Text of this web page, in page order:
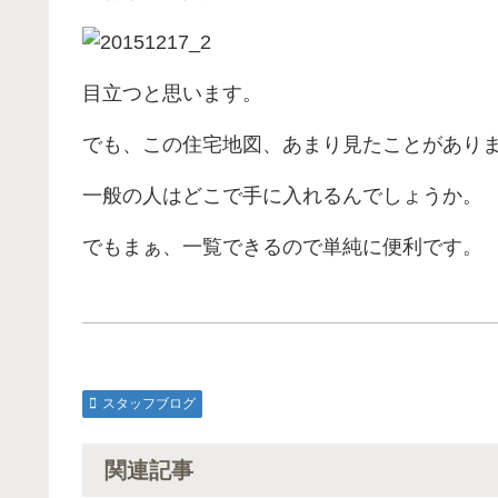
目立つと思います。
でも、この住宅地図、あまり見たことがあり
一般の人はどこで手に入れるんでしょうか。
でもまぁ、一覧できるので単純に便利です。
スタッフブログ
関連記事